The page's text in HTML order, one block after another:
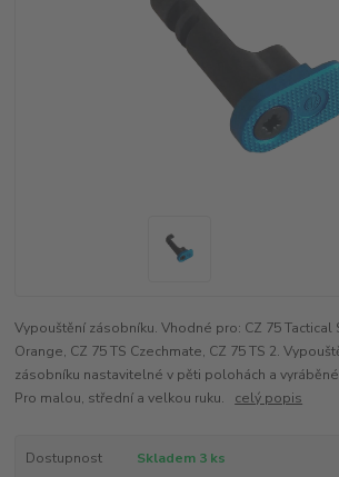
Vypouštění zásobníku. Vhodné pro: CZ 75 Tactical
Orange, CZ 75 TS Czechmate, CZ 75 TS 2.
zásobníku nastavitelné v pěti polohách a
Pro malou, střední a velkou ruku. celý popis
Dostupnost
Skladem 3 ks